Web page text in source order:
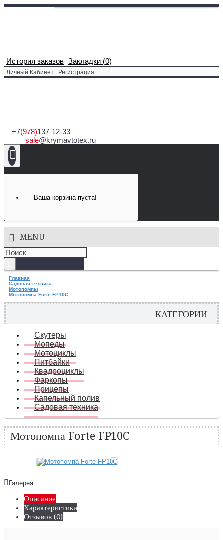
История заказов Закладки (0)
Личный Кабинет Регистрация
+7(978)137-12-33
sale@krymavtotex.ru
Ваша корзина пуста!
MENU
Главная
Садовая техника
Мотопомпы
Мотопомпа Forte FP10C
КАТЕГОРИИ
Скутеры
Мопеды
Мотоциклы
Питбайки
Квадроциклы
Фаркопы
Прицепы
Капельный полив
Садовая техника
Мотопомпа Forte FP10C
Галерея
Описание
Характеристики
Отзывов (0)